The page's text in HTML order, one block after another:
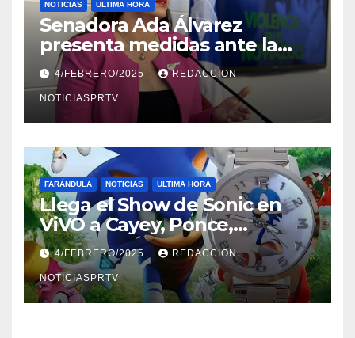
NOTICIAS ULTIMA HORA
Senadora Ada Álvarez
presenta medidas ante la
violencia en el noviazgo
4/FEBRERO/2025 REDACCION
NOTICIASPRTV
FARÁNDULA NOTICIAS ULTIMA HORA
Llega el Show de Sonic en
ViVO a Cayey, Ponce,
Barceloneta y Humacao,
Relojes gratis para el que
compre ahora….
4/FEBRERO/2025 REDACCION
NOTICIASPRTV